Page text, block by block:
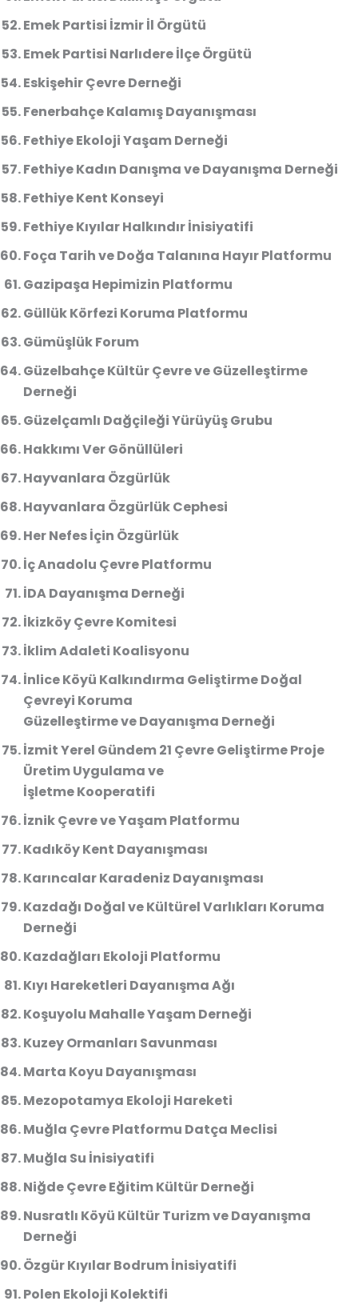
Emek Partisi İzmir İl Örgütü
Emek Partisi Narlıdere İlçe Örgütü
Eskişehir Çevre Derneği
Fenerbahçe Kalamış Dayanışması
Fethiye Ekoloji Yaşam Derneği
Fethiye Kadın Danışma ve Dayanışma Derneği
Fethiye Kent Konseyi
Fethiye Kıyılar Halkındır İnisiyatifi
Foça Tarih ve Doğa Talanına Hayır Platformu
Gazipaşa Hepimizin Platformu
Güllük Körfezi Koruma Platformu
Gümüşlük Forum
Güzelbahçe Kültür Çevre ve Güzelleştirme
Derneği
Güzelçamlı Dağçileği Yürüyüş Grubu
Hakkımı Ver Gönüllüleri
Hayvanlara Özgürlük
Hayvanlara Özgürlük Cephesi
Her Nefes İçin Özgürlük
İç Anadolu Çevre Platformu
İDA Dayanışma Derneği
İkizköy Çevre Komitesi
İklim Adaleti Koalisyonu
İnlice Köyü Kalkındırma Geliştirme Doğal
Çevreyi Koruma
Güzelleştirme ve Dayanışma Derneği
İzmit Yerel Gündem 21 Çevre Geliştirme Proje
Üretim Uygulama ve
İşletme Kooperatifi
İznik Çevre ve Yaşam Platformu
Kadıköy Kent Dayanışması
Karıncalar Karadeniz Dayanışması
Kazdağı Doğal ve Kültürel Varlıkları Koruma
Derneği
Kazdağları Ekoloji Platformu
Kıyı Hareketleri Dayanışma Ağı
Koşuyolu Mahalle Yaşam Derneği
Kuzey Ormanları Savunması
Marta Koyu Dayanışması
Mezopotamya Ekoloji Hareketi
Muğla Çevre Platformu Datça Meclisi
Muğla Su İnisiyatifi
Niğde Çevre Eğitim Kültür Derneği
Nusratlı Köyü Kültür Turizm ve Dayanışma
Derneği
Özgür Kıyılar Bodrum İnisiyatifi
Polen Ekoloji Kolektifi